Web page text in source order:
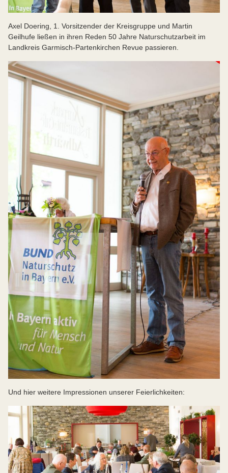
Axel Doering, 1. Vorsitzender der Kreisgruppe und Martin
Geilhufe ließen in ihren Reden 50 Jahre Naturschutzarbeit im
Landkreis Garmisch-Partenkirchen Revue passieren.
Und hier weitere Impressionen unserer Feierlichkeiten: